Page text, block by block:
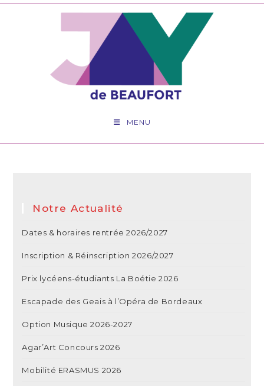
Skip
MENU
Notre Actualité
Dates & horaires rentrée 2026/2027
Inscription & Réinscription 2026/2027
Prix lycéens-étudiants La Boétie 2026
Escapade des Geais à l’Opéra de Bordeaux
Option Musique 2026-2027
Agar’Art Concours 2026
Mobilité ERASMUS 2026